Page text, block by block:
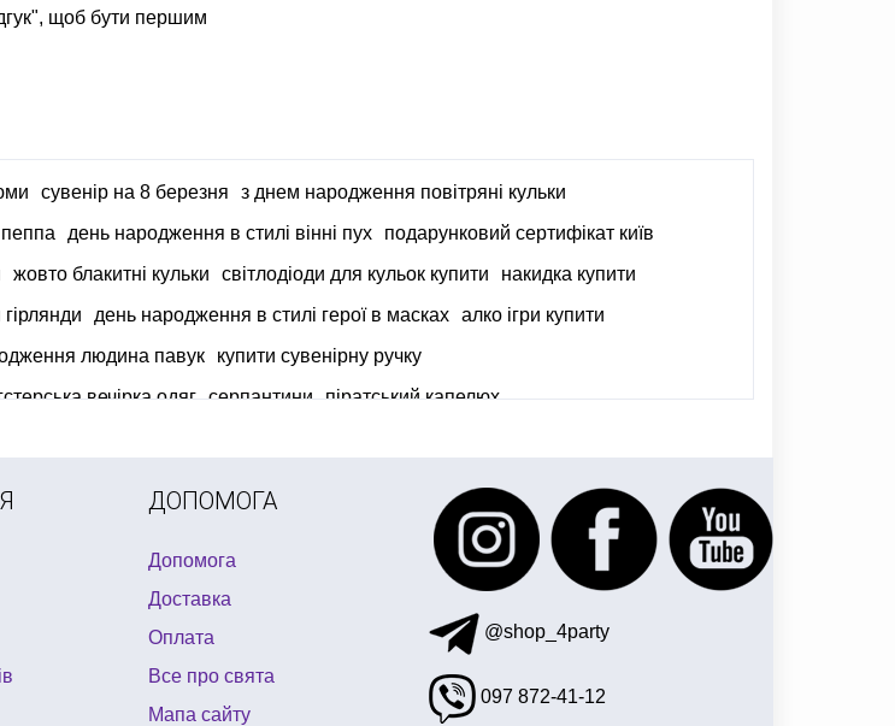
щоб бути першим
сувенір на 8 березня
з днем народження повітряні кульки
день народження в стилі вінні пух
подарунковий сертифікат київ
жовто блакитні кульки світлодіоди для кульок купити
накидка купити
день народження в стилі герої в масках алко ігри купити
людина павук
купити сувенірну ручку
вечірка одяг серпантини піратський капелюх
ДОПОМОГА
Допомога
Доставка
Оплата
Все про свята
Мапа сайту
@shop_4party
097 872-41-12